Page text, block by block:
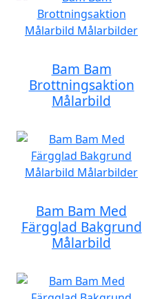
Bam Bam
Brottningsaktion
Målarbild
Bam Bam Med
Färgglad Bakgrund
Målarbild